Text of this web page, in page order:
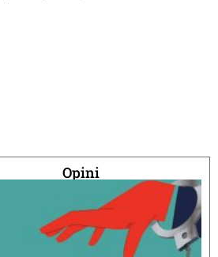
Opini